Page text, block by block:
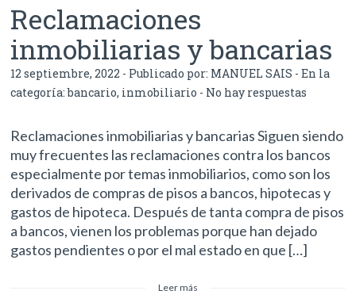
Reclamaciones
inmobiliarias y bancarias
12 septiembre, 2022 - Publicado por: MANUEL SAIS - En la
categoría:bancario, inmobiliario - No hay respuestas
Reclamaciones inmobiliarias y bancarias Siguen siendo
muy frecuentes las reclamaciones contra los bancos
especialmente por temas inmobiliarios, como son los
derivados de compras de pisos a bancos, hipotecas y
gastos de hipoteca. Después de tanta compra de pisos
a bancos, vienen los problemas porque han dejado
gastos pendientes o por el mal estado en que […]
Leer más